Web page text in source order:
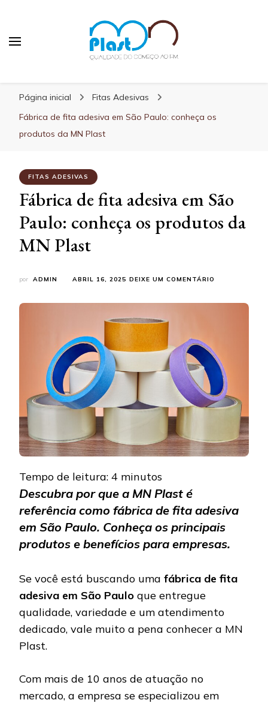
Página inicial
Fitas Adesivas
Fábrica de fita adesiva em São Paulo: conheça os
produtos da MN Plast
FITAS ADESIVAS
Fábrica de fita adesiva em São
Paulo: conheça os produtos da
MN Plast
por ADMIN ABRIL 16, 2025 DEIXE UM COMENTÁRIO
PAULO:
CONHEÇA
OS
PRODUTOS
DA
MN
Tempo de leitura: 4 minutos
Descubra por que a MN Plast é
referência como fábrica de fita adesiva
em São Paulo. Conheça os principais
produtos e benefícios para empresas.
Se você está buscando uma fábrica de fita
adesiva em São Paulo que entregue
qualidade, variedade e um atendimento
dedicado, vale muito a pena conhecer a MN
Plast.
Com mais de 10 anos de atuação no
mercado, a empresa se especializou em